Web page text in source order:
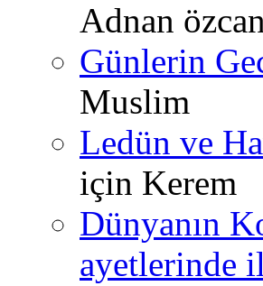
Adnan özcan
Günlerin
Muslim
Ledün ve
için Kerem
Dünyanın
ayetlerinde